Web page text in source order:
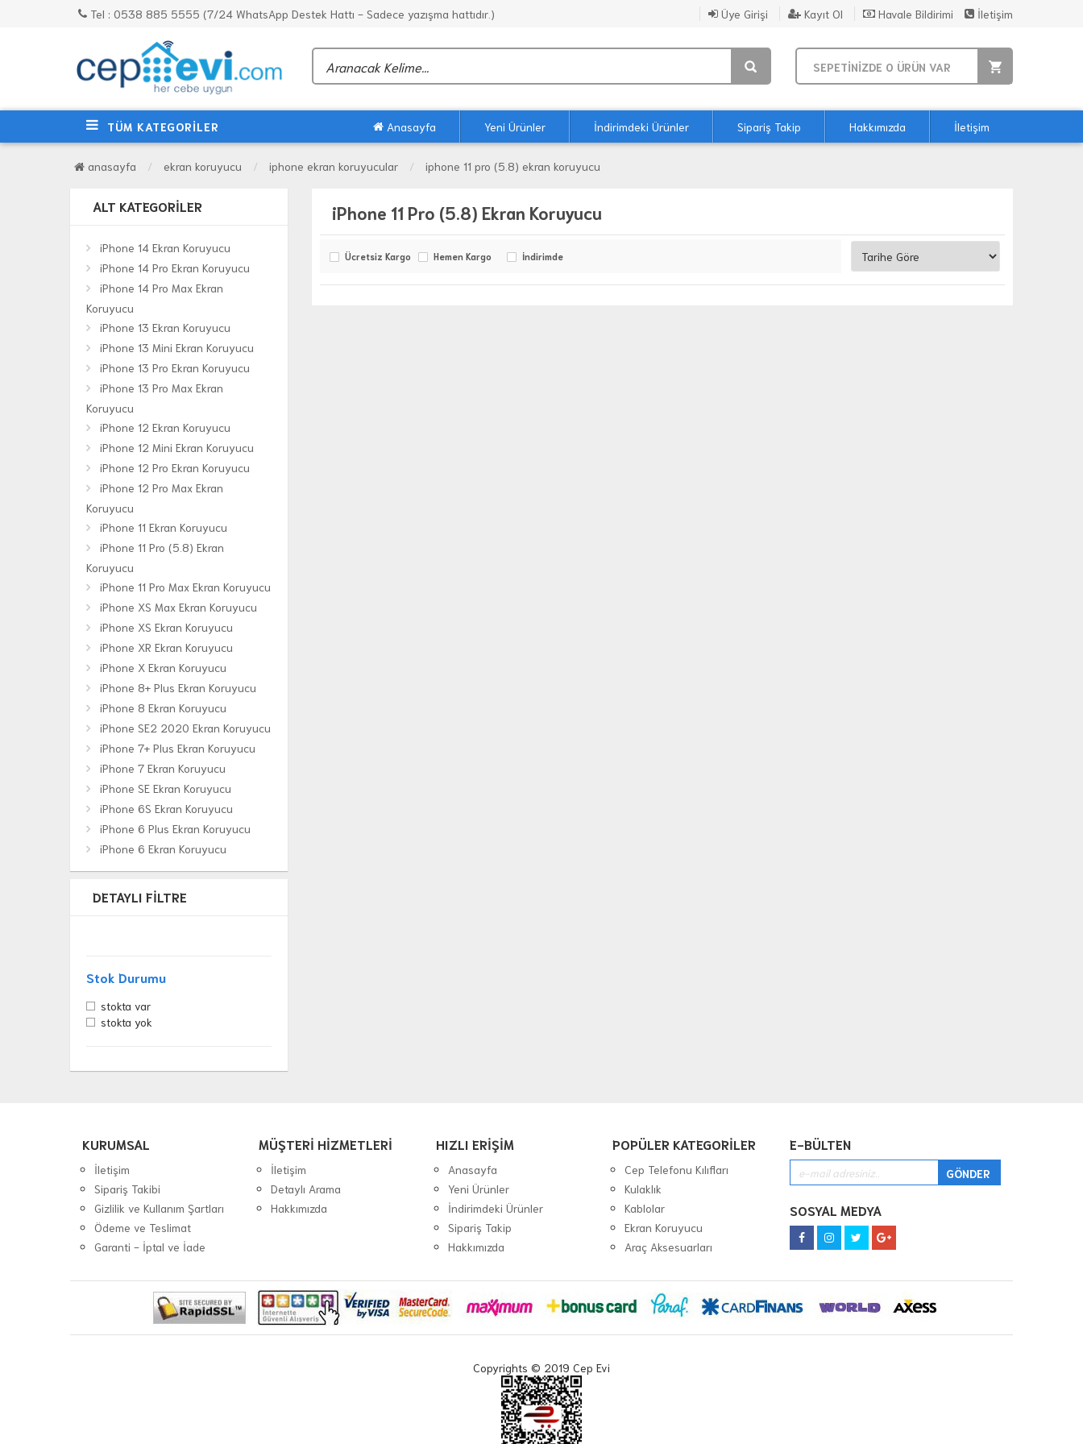
Tel : 0538 885 5555 (7/24 WhatsApp Destek Hattı - Sadece yazışma hattıdır.) Üye Girişi Kayıt Ol Havale Bildirimi İletişim
SEPETİNİZDE 0 ÜRÜN VAR
TÜM KATEGORİLER Anasayfa Yeni Ürünler İndirimdeki Ürünler Sipariş Takip Hakkımızda İletişim
anasayfa ekran koruyucu iphone ekran koruyucular iphone 11 pro (5.8) ekran koruyucu
ALT KATEGORILER
iPhone 14 Ekran Koruyucu
iPhone 14 Pro Ekran Koruyucu
iPhone 14 Pro Max Ekran
Koruyucu
iPhone 13 Ekran Koruyucu
iPhone 13 Mini Ekran Koruyucu
iPhone 13 Pro Ekran Koruyucu
iPhone 13 Pro Max Ekran
Koruyucu
iPhone 12 Ekran Koruyucu
iPhone 12 Mini Ekran Koruyucu
iPhone 12 Pro Ekran Koruyucu
iPhone 12 Pro Max Ekran
Koruyucu
iPhone 11 Ekran Koruyucu
iPhone 11 Pro (5.8) Ekran
Koruyucu
iPhone 11 Pro Max Ekran Koruyucu
iPhone XS Max Ekran Koruyucu
iPhone XS Ekran Koruyucu
iPhone XR Ekran Koruyucu
iPhone X Ekran Koruyucu
iPhone 8+ Plus Ekran Koruyucu
iPhone 8 Ekran Koruyucu
iPhone SE2 2020 Ekran Koruyucu
iPhone 7+ Plus Ekran Koruyucu
iPhone 7 Ekran Koruyucu
iPhone SE Ekran Koruyucu
iPhone 6S Ekran Koruyucu
iPhone 6 Plus Ekran Koruyucu
iPhone 6 Ekran Koruyucu
DETAYLI FILTRE
Stok Durumu
stokta var
stokta yok
iPhone 11 Pro (5.8) Ekran Koruyucu
Ücretsiz Kargo Hemen Kargo İndirimde
KURUMSAL
İletişim
Sipariş Takibi
Gizlilik ve Kullanım Şartları
Ödeme ve Teslimat
Garanti - İptal ve İade
MÜŞTERİ HİZMETLERİ
İletişim
Detaylı Arama
Hakkımızda
HIZLI ERİŞİM
Anasayfa
Yeni Ürünler
İndirimdeki Ürünler
Sipariş Takip
Hakkımızda
POPÜLER KATEGORİLER
Cep Telefonu Kılıfları
Kulaklık
Kablolar
Ekran Koruyucu
Araç Aksesuarları
E-BÜLTEN
SOSYAL MEDYA
Copyrights © 2019 Cep Evi